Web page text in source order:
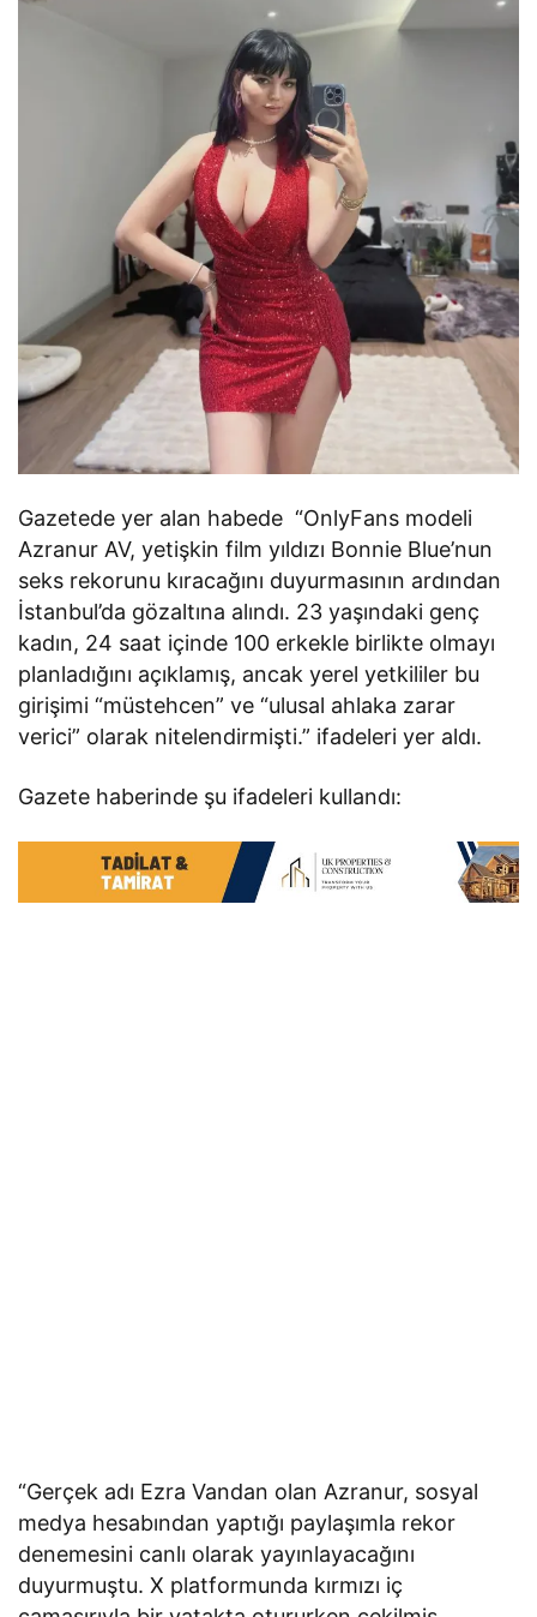
Gazetede yer alan habede “OnlyFans modeli
Azranur AV, yetişkin film yıldızı Bonnie Blue’nun
seks rekorunu kıracağını duyurmasının ardından
İstanbul’da gözaltına alındı. 23 yaşındaki genç
kadın, 24 saat içinde 100 erkekle birlikte olmayı
planladığını açıklamış, ancak yerel yetkililer bu
girişimi “müstehcen” ve “ulusal ahlaka zarar
verici” olarak nitelendirmişti.” ifadeleri yer aldı.
Gazete haberinde şu ifadeleri kullandı:
“Gerçek adı Ezra Vandan olan Azranur, sosyal
medya hesabından yaptığı paylaşımla rekor
denemesini canlı olarak yayınlayacağını
duyurmuştu. X platformunda kırmızı iç